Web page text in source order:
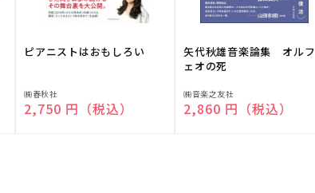
ピアニストはおもしろい
販
売
㈱春秋社
通常価格
2,750 円（税込）
矢代秋雄音楽論集 オルフ
ェオの死
販
売
㈱音楽之友社
通常価格
2,860 円（税込）